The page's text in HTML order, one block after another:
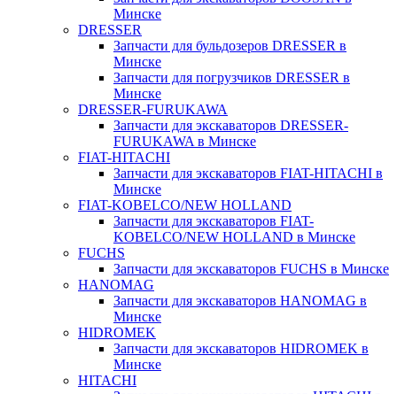
Минске
DRESSER
Запчасти для бульдозеров DRESSER в
Минске
Запчасти для погрузчиков DRESSER в
Минске
DRESSER-FURUKAWA
Запчасти для экскаваторов DRESSER-
FURUKAWA в Минске
FIAT-HITACHI
Запчасти для экскаваторов FIAT-HITACHI в
Минске
FIAT-KOBELCO/NEW HOLLAND
Запчасти для экскаваторов FIAT-
KOBELCO/NEW HOLLAND в Минске
FUCHS
Запчасти для экскаваторов FUCHS в Минске
HANOMAG
Запчасти для экскаваторов HANOMAG в
Минске
HIDROMEK
Запчасти для экскаваторов HIDROMEK в
Минске
HITACHI